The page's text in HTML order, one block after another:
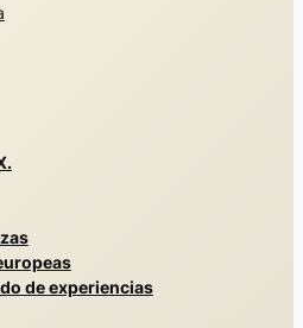
de experiencias